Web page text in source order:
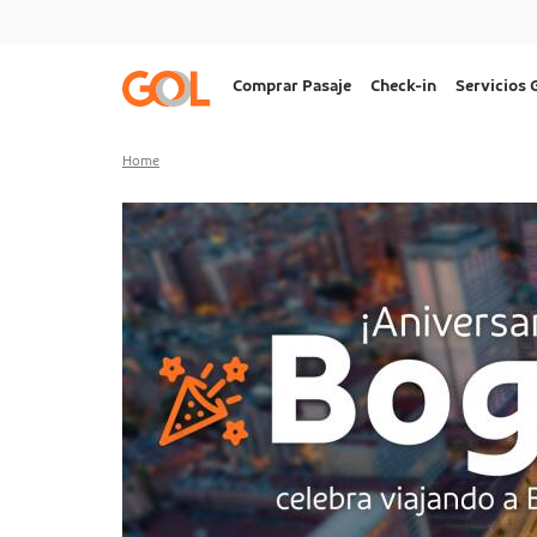
Navegação
Comprar Pasaje Check-in Servicios
Home